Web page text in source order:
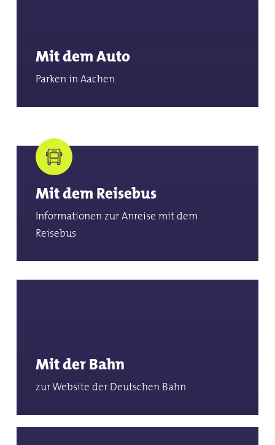
Mit dem Auto
Parken in Aachen
Mit dem Reisebus
Informationen zur Anreise mit dem
Reisebus
Mit der Bahn
zur Website der Deutschen Bahn